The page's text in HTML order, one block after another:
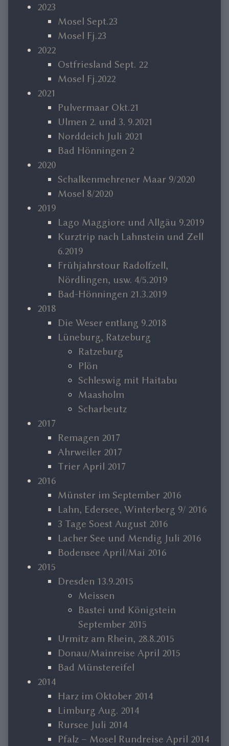
2023
Mosel Sept.23
Mosel Fj.23
2022
Ostfriesland Sept. 22
Mosel Fj.2022
2021
Pulvermaar Okt.21
Ulmen 2. und 3. 9.2021
Norddeich Juli 2021
Bad Hönningen 2
2020
Schalkenmehrener Maar 9/2020
Mosel 8/2020
2019
Lago Maggiore und Allgäu 9.2019
Kurztrip nach Lahnstein und Zell
6.2019
Frühjahrstour Radolfzell,
Nördlingen, usw. 4/5.2019
Bad-Hönningen 21.3.2019
2018
Die Weser entlang 9.2018
Lüneburg, Ratzeburg
Ratzeburg
Plön
Schleswig mit Haitabu
Maasholm
Scharbeutz
2017
Remagen 2017
Ahrweiler 2017
Trier April 2017
2016
Münster im September 2016
Lahn, Edersee, Winterberg 9/ 2016
3 Tage Soest August 2016
Lacher See und Mendig Juli 2016
Bodensee April/Mai 2016
2015
Dresden 13.9.2015
Meissen
Bastei und Königstein
September 2015
Urmitz am Rhein, 28.8.2015
Donau/Mainreise April 2015
Bad Münstereifel
2014
Harz im Oktober 2014
Limburg Aug. 2014
Rursee Juli 2014
Pfalz – Mosel Rundreise April 2014